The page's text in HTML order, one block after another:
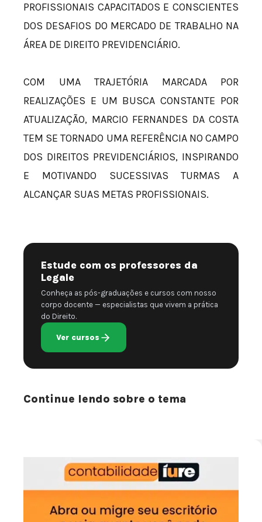
PROFISSIONAIS CAPACITADOS E CONSCIENTES
DOS DESAFIOS DO MERCADO DE TRABALHO NA
ÁREA DE DIREITO PREVIDENCIÁRIO.
COM UMA TRAJETÓRIA MARCADA POR
REALIZAÇÕES E UM BUSCA CONSTANTE POR
ATUALIZAÇÃO, MARCIO FERNANDES DA COSTA
TEM SE TORNADO UMA REFERÊNCIA NO CAMPO
DOS DIREITOS PREVIDENCIÁRIOS, INSPIRANDO
E MOTIVANDO SUCESSIVAS TURMAS A
ALCANÇAR SUAS METAS PROFISSIONAIS.
Estude com os professores da
Legale
Conheça as pós-graduações e cursos com nosso
corpo docente — especialistas que vivem a prática
do Direito.
Ver cursos
Continue lendo sobre o tema